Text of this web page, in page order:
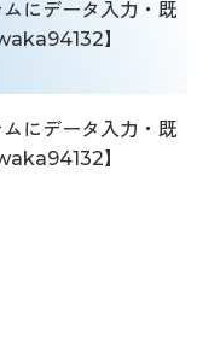
にデータ入力・既
】
にデータ入力・既
】